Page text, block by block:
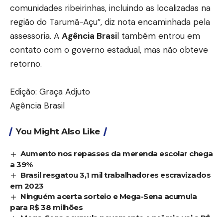
comunidades ribeirinhas, incluindo as localizadas na
região do Tarumã-Açu”, diz nota encaminhada pela
assessoria. A Agência Brasil também entrou em
contato com o governo estadual, mas não obteve
retorno.
Edição: Graça Adjuto
Agência Brasil
You Might Also Like
Aumento nos repasses da merenda escolar chega
a 39%
Brasil resgatou 3,1 mil trabalhadores escravizados
em 2023
Ninguém acerta sorteio e Mega-Sena acumula
para R$ 38 milhões